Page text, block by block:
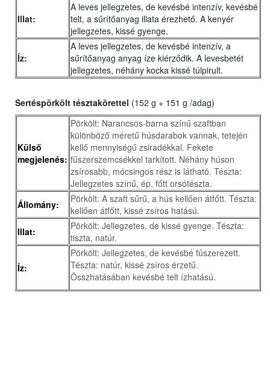
Illat:
A leves jellegzetes, de kevésbé intenzív, kevésbé
telt, a sűrítőanyag illata érezhető. A kenyér
jellegzetes, kissé gyenge.
Íz:
A leves jellegzetes, de kevésbé intenzív, a
sűrítőanyag anyag íze kiérződik. A levesbetét
jellegzetes, néhány kocka kissé túlpirult.
Sertéspörkölt tésztakörettel (152 g + 151 g /adag)
Külső
megjelenés:
Pörkölt: Narancsos-barna színű szaftban
különböző méretű húsdarabok vannak, tetején
kellő mennyiségű zsiradékkal. Fekete
fűszerszemcsékkel tarkított. Néhány húson
zsírosabb, mócsingos rész is látható. Tészta:
Jellegzetes színű, ép, főtt orsótészta.
Állomány:
Pörkölt: A szaft sűrű, a hús kellően átfőtt. Tészta:
kellően átfőtt, kissé zsíros hatású.
Illat:
Pörkölt: Jellegzetes, de kissé gyenge. Tészta:
tiszta, natúr.
Íz:
Pörkölt: Jellegzetes, de kevésbé fűszerezett.
Tészta: natúr, kissé zsíros érzetű.
Összhatásában kevésbé telt ízhatású.